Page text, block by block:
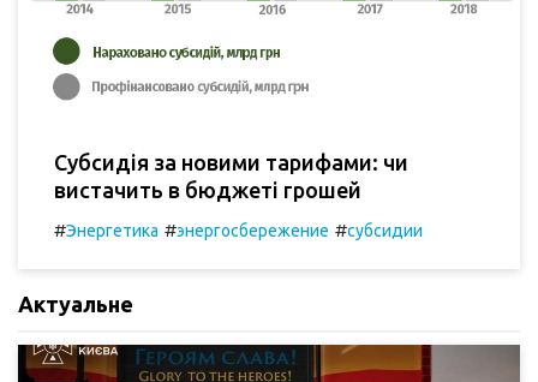
Субсидія за новими тарифами: чи
вистачить в бюджеті грошей
#Энергетика #энергосбережение #субсидии
Актуальне